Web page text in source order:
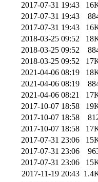
2017-07-31 19:43
2017-07-31 19:43
2017-07-31 19:43
2018-03-25 09:52
2018-03-25 09:52
2018-03-25 09:52
2021-04-06 08:19
2021-04-06 08:19
2021-04-06 08:21
2017-10-07 18:58
2017-10-07 18:58
2017-10-07 18:58
2017-07-31 23:06
2017-07-31 23:06
2017-07-31 23:06
2017-11-19 20:43